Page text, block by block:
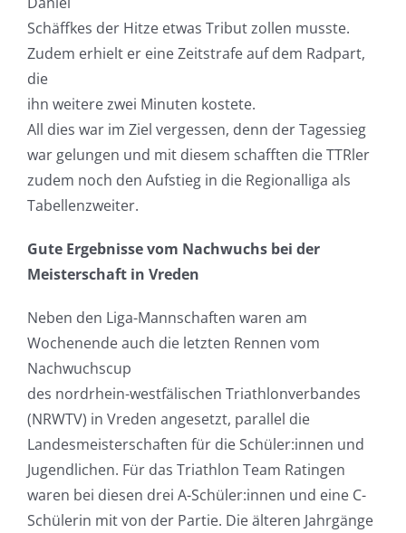
Schäffkes der Hitze etwas Tribut zollen musste.
Zudem erhielt er eine Zeitstrafe auf dem Radpart,
die
ihn weitere zwei Minuten kostete.
All dies war im Ziel vergessen, denn der Tagessieg
war gelungen und mit diesem schafften die TTRler
zudem noch den Aufstieg in die Regionalliga als
Tabellenzweiter.
Gute Ergebnisse vom Nachwuchs bei der
Meisterschaft in Vreden
Neben den Liga-Mannschaften waren am
Wochenende auch die letzten Rennen vom
Nachwuchscup
des nordrhein-westfälischen Triathlonverbandes
(NRWTV) in Vreden angesetzt, parallel die
Landesmeisterschaften für die Schüler:innen und
Jugendlichen. Für das Triathlon Team Ratingen
waren bei diesen drei A-Schüler:innen und eine C-
Schülerin mit von der Partie. Die älteren Jahrgänge